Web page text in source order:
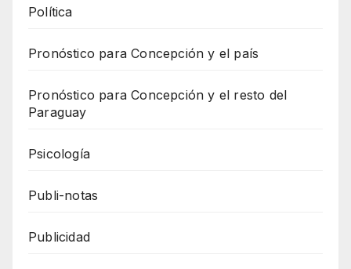
Política
Pronóstico para Concepción y el país
Pronóstico para Concepción y el resto del
Paraguay
Psicología
Publi-notas
Publicidad